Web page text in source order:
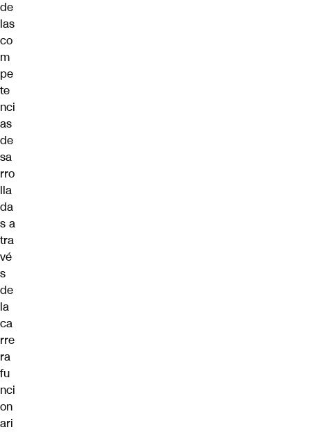
de
las
co
m
pe
te
nci
as
de
sa
rro
lla
da
s a
tra
vé
s
de
la
ca
rre
ra
fu
nci
on
ari